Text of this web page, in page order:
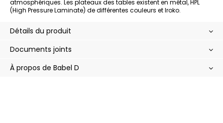
atmosphériques. Les plateaux des tables existent en métal, HPL
(High Pressure Laminate) de différentes couleurs et Iroko.
Détails du produit
Documents joints
À propos de Babel D